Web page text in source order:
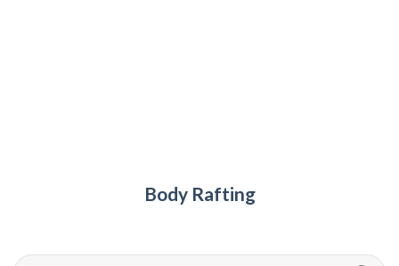
Body Rafting